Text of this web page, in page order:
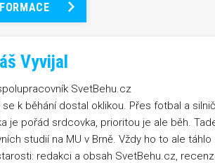
Vyvijal
SvetBehu.cz
se k běhání dostal oklikou. Přes fotbal a
je pořád srdcovka, prioritou je ale běh.
studií na MU v Brně. Vždy ho to ale
redakci a obsah SvetBehu.cz,